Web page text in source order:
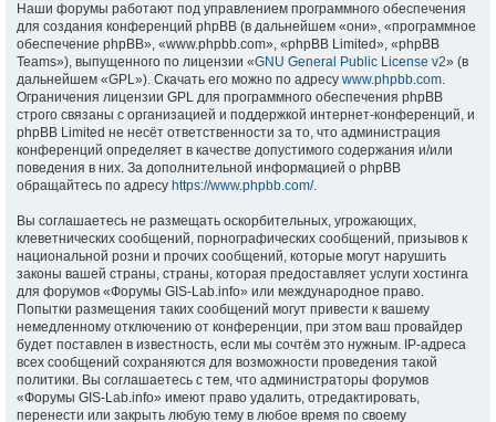
Наши форумы работают под управлением программного обеспечения
для создания конференций phpBB (в дальнейшем «они», «программное
обеспечение phpBB», «www.phpbb.com», «phpBB Limited», «phpBB
Teams»), выпущенного по лицензии «GNU General Public License v2» (в
дальнейшем «GPL»). Скачать его можно по адресу www.phpbb.com.
Ограничения лицензии GPL для программного обеспечения phpBB
строго связаны с организацией и поддержкой интернет-конференций, и
phpBB Limited не несёт ответственности за то, что администрация
конференций определяет в качестве допустимого содержания и/или
поведения в них. За дополнительной информацией о phpBB
обращайтесь по адресу https://www.phpbb.com/.
Вы соглашаетесь не размещать оскорбительных, угрожающих,
клеветнических сообщений, порнографических сообщений, призывов к
национальной розни и прочих сообщений, которые могут нарушить
законы вашей страны, страны, которая предоставляет услуги хостинга
для форумов «Форумы GIS-Lab.info» или международное право.
Попытки размещения таких сообщений могут привести к вашему
немедленному отключению от конференции, при этом ваш провайдер
будет поставлен в известность, если мы сочтём это нужным. IP-адреса
всех сообщений сохраняются для возможности проведения такой
политики. Вы соглашаетесь с тем, что администраторы форумов
«Форумы GIS-Lab.info» имеют право удалить, отредактировать,
перенести или закрыть любую тему в любое время по своему